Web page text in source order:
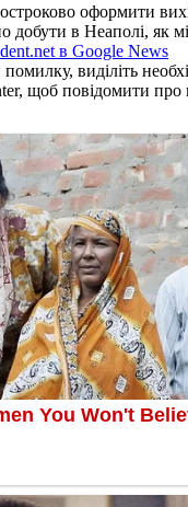
оформити
добути в Неаполі, як
в Google News
виділіть
щоб повідомити про